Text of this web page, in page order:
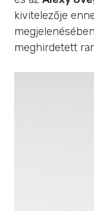
kivitelezője
meghirdetett